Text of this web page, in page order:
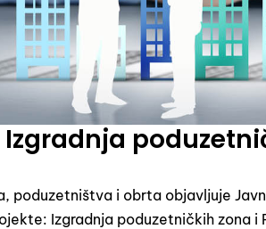
poduzetništva i obrta objavljuje
Izgradnja poduzetničkih zona i